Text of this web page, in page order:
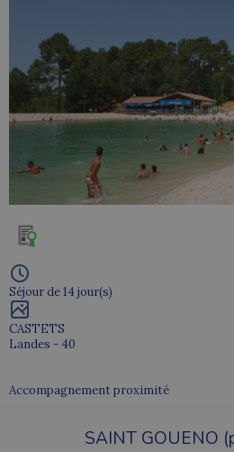
Séjour de 14 jour(s)
CASTETS
Landes - 40
Accompagnement proximité
SAINT GOUENO